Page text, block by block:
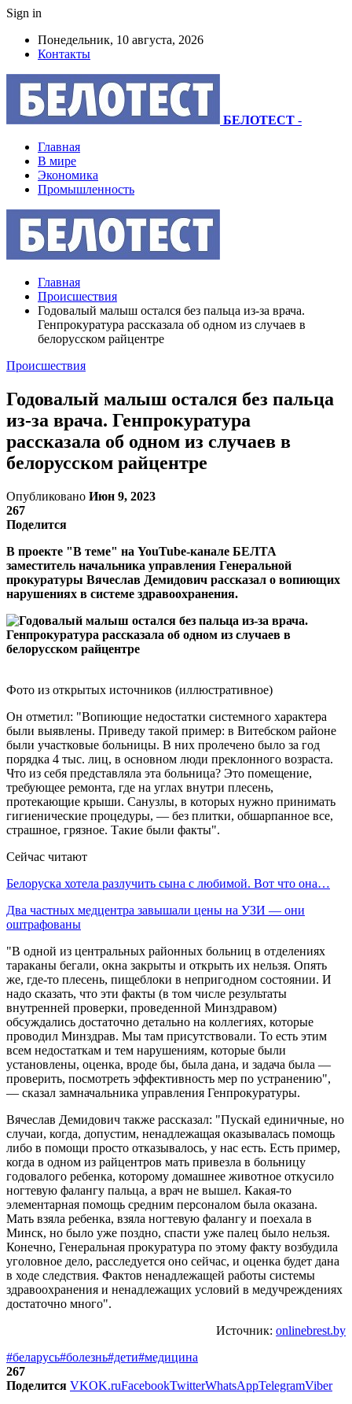
Sign in
Понедельник, 10 августа, 2026
Контакты
БЕЛОТЕСТ -
Главная
В мире
Экономика
Промышленность
Главная
Происшествия
Годовалый малыш остался без пальца из-за врача.
Генпрокуратура рассказала об одном из случаев в
белорусском райцентре
Происшествия
Годовалый малыш остался без пальца
из-за врача. Генпрокуратура
рассказала об одном из случаев в
белорусском райцентре
Опубликовано Июн 9, 2023
267
Поделится
В проекте "В теме" на YouTube-канале БЕЛТА
заместитель начальника управления Генеральной
прокуратуры Вячеслав Демидович рассказал о вопиющих
нарушениях в системе здравоохранения.
Фото из открытых источников (иллюстративное)
Он отметил: "Вопиющие недостатки системного характера
были выявлены. Приведу такой пример: в Витебском районе
были участковые больницы. В них пролечено было за год
порядка 4 тыс. лиц, в основном люди преклонного возраста.
Что из себя представляла эта больница? Это помещение,
требующее ремонта, где на углах внутри плесень,
протекающие крыши. Санузлы, в которых нужно принимать
гигиенические процедуры, — без плитки, обшарпанное все,
страшное, грязное. Такие были факты".
Сейчас читают
Белоруска хотела разлучить сына с любимой. Вот что она…
Два частных медцентра завышали цены на УЗИ — они
оштрафованы
"В одной из центральных районных больниц в отделениях
тараканы бегали, окна закрыты и открыть их нельзя. Опять
же, где-то плесень, пищеблоки в непригодном состоянии. И
надо сказать, что эти факты (в том числе результаты
внутренней проверки, проведенной Минздравом)
обсуждались достаточно детально на коллегиях, которые
проводил Минздрав. Мы там присутствовали. То есть этим
всем недостаткам и тем нарушениям, которые были
установлены, оценка, вроде бы, была дана, и задача была —
проверить, посмотреть эффективность мер по устранению",
— сказал замначальника управления Генпрокуратуры.
Вячеслав Демидович также рассказал: "Пускай единичные, но
случаи, когда, допустим, ненадлежащая оказывалась помощь
либо в помощи просто отказывалось, у нас есть. Есть пример,
когда в одном из райцентров мать привезла в больницу
годовалого ребенка, которому домашнее животное откусило
ногтевую фалангу пальца, а врач не вышел. Какая-то
элементарная помощь средним персоналом была оказана.
Мать взяла ребенка, взяла ногтевую фалангу и поехала в
Минск, но было уже поздно, спасти уже палец было нельзя.
Конечно, Генеральная прокуратура по этому факту возбудила
уголовное дело, расследуется оно сейчас, и оценка будет дана
в ходе следствия. Фактов ненадлежащей работы системы
здравоохранения и ненадлежащих условий в медучреждениях
достаточно много".
Источник: onlinebrest.by
#беларусь#болезнь#дети#медицина
267
Поделится VKOK.ruFacebookTwitterWhatsAppTelegramViber